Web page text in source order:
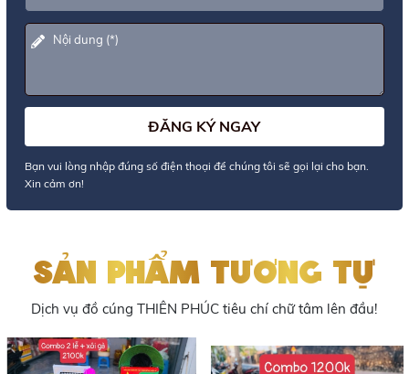
Bạn vui lòng nhập đúng số điện thoại để chúng tôi sẽ gọi lại cho bạn.
Xin cảm ơn!
SẢN PHẨM TƯƠNG TỰ
Dịch vụ đồ cúng THIÊN PHÚC tiêu chí chữ tâm lên đầu!